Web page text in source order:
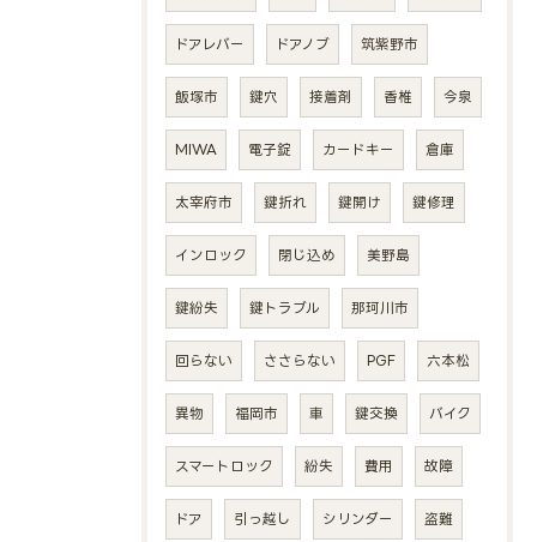
ドアレバー ドアノブ 筑紫野市
飯塚市 鍵穴 接着剤 香椎 今泉
MIWA 電子錠 カードキー 倉庫
太宰府市 鍵折れ 鍵開け 鍵修理
インロック 閉じ込め 美野島
鍵紛失 鍵トラブル 那珂川市
回らない ささらない PGF 六本松
異物 福岡市 車 鍵交換 バイク
スマートロック 紛失 費用 故障
ドア 引っ越し シリンダー 盗難